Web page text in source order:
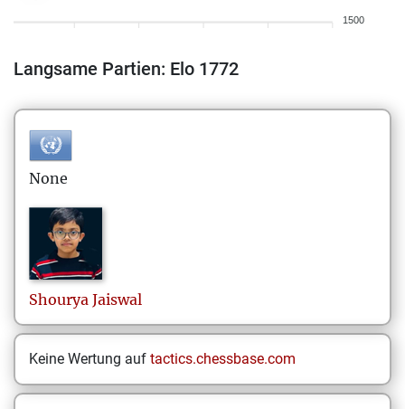
1500
Langsame Partien: Elo 1772
None
Shourya Jaiswal
Keine Wertung auf tactics.chessbase.com